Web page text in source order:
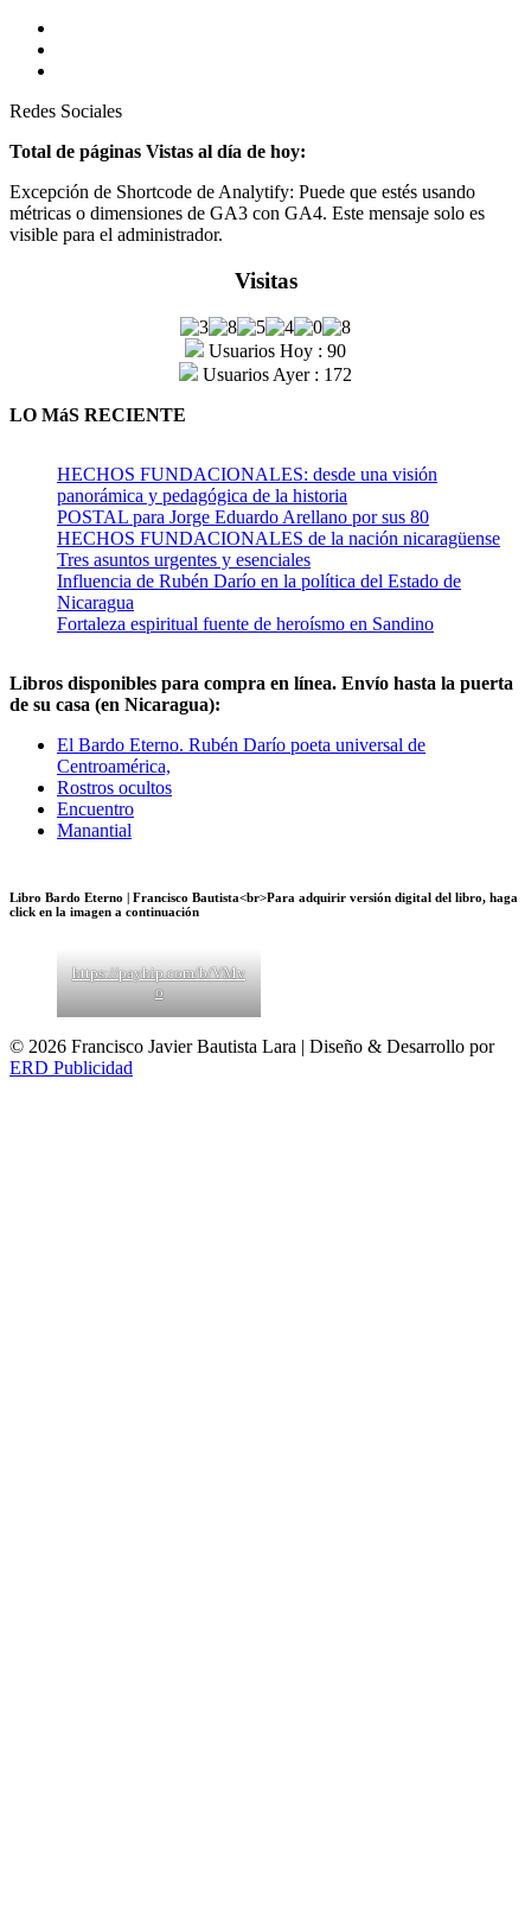
Redes Sociales
Total de páginas Vistas al día de hoy:
Excepción de Shortcode de Analytify: Puede que estés usando
métricas o dimensiones de GA3 con GA4. Este mensaje solo es
visible para el administrador.
Visitas
Usuarios Hoy : 90
Usuarios Ayer : 172
LO MáS RECIENTE
HECHOS FUNDACIONALES: desde una visión
panorámica y pedagógica de la historia
POSTAL para Jorge Eduardo Arellano por sus 80
HECHOS FUNDACIONALES de la nación nicaragüense
Tres asuntos urgentes y esenciales
Influencia de Rubén Darío en la política del Estado de
Nicaragua
Fortaleza espiritual fuente de heroísmo en Sandino
Libros disponibles para compra en línea. Envío hasta la puerta
de su casa (en Nicaragua):
El Bardo Eterno. Rubén Darío poeta universal de
Centroamérica,
Rostros ocultos
Encuentro
Manantial
Libro Bardo Eterno | Francisco Bautista<br>Para adquirir versión digital del libro, haga
click en la imagen a continuación
https://payhip.com/b/VMv
o
© 2026 Francisco Javier Bautista Lara | Diseño & Desarrollo por
ERD Publicidad